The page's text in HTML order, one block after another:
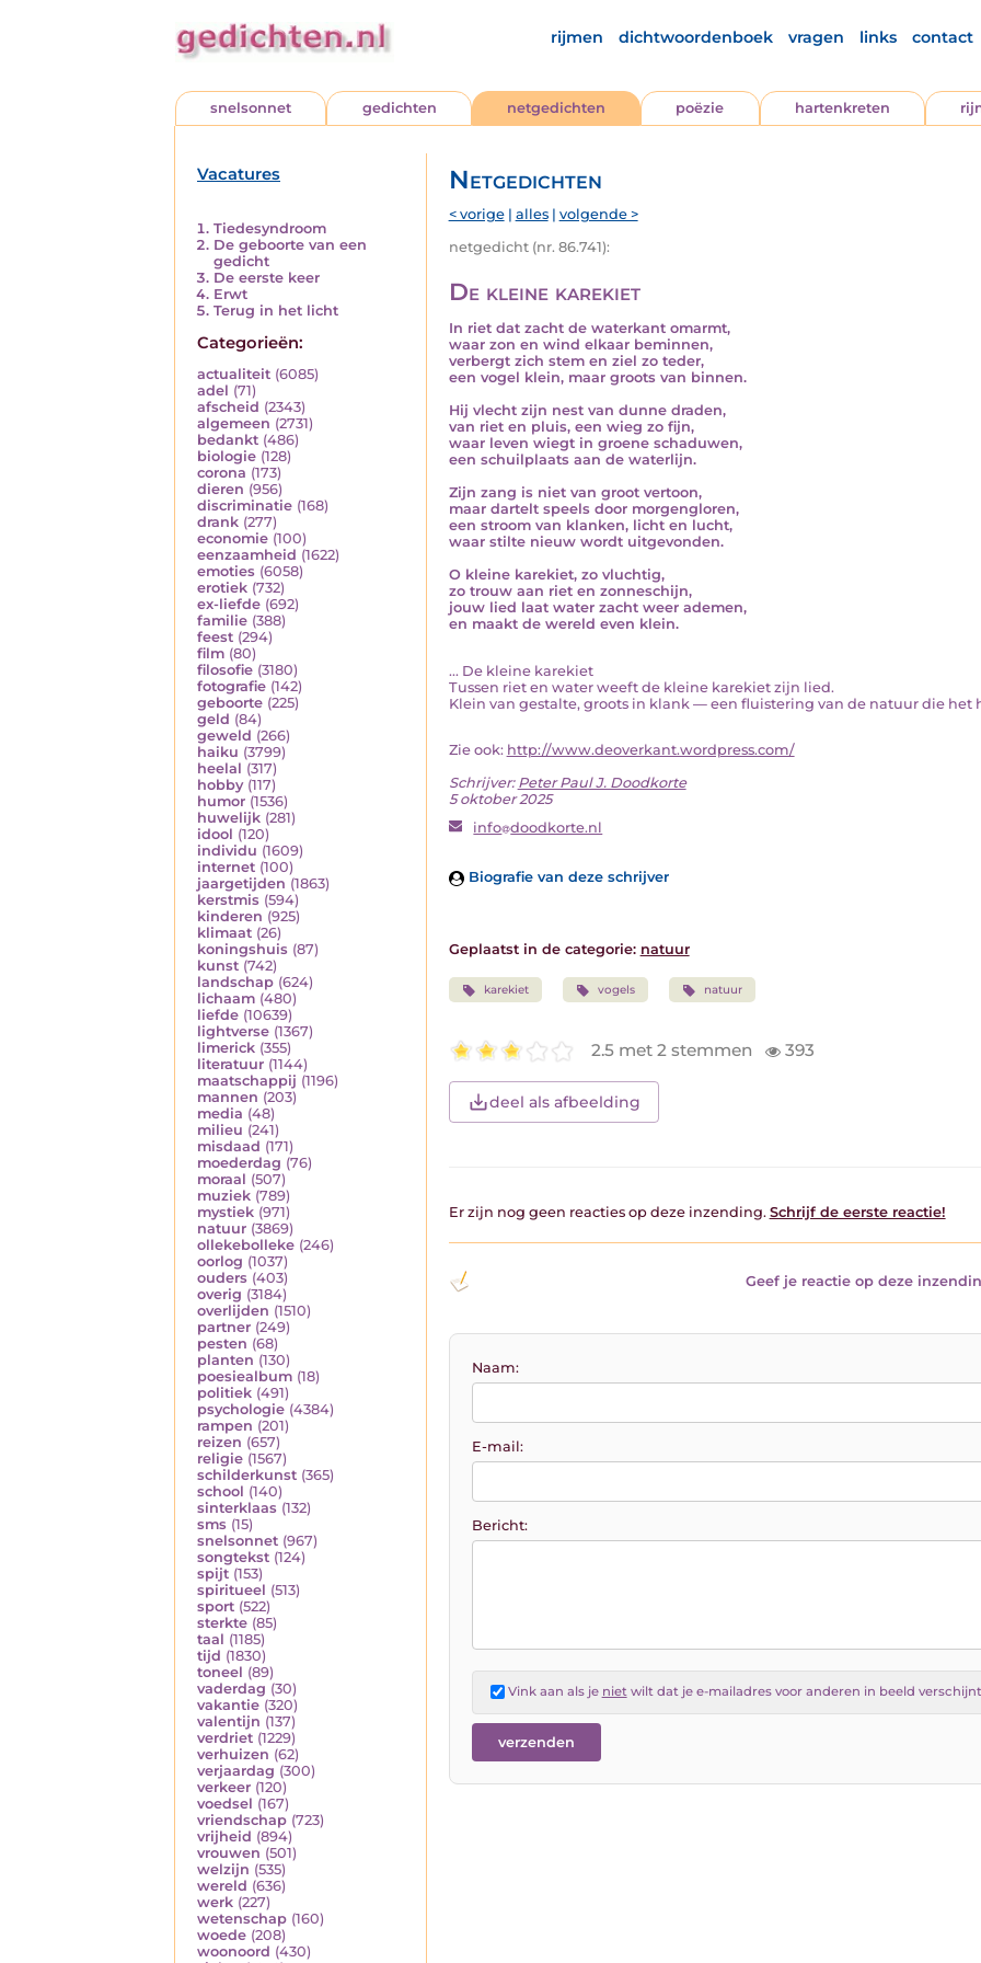
rijmen dichtwoordenboek vragen links contact
snelsonnet gedichten netgedichten poëzie hartenkreten
Vacatures
Tiedesyndroom
De geboorte van een
gedicht
De eerste keer
Erwt
Terug in het licht
Categorieën:
actualiteit (6085)
adel (71)
afscheid (2343)
algemeen (2731)
bedankt (486)
biologie (128)
corona (173)
dieren (956)
discriminatie (168)
drank (277)
economie (100)
eenzaamheid (1622)
emoties (6058)
erotiek (732)
ex-liefde (692)
familie (388)
feest (294)
film (80)
filosofie (3180)
fotografie (142)
geboorte (225)
geld (84)
geweld (266)
haiku (3799)
heelal (317)
hobby (117)
humor (1536)
huwelijk (281)
idool (120)
individu (1609)
internet (100)
jaargetijden (1863)
kerstmis (594)
kinderen (925)
klimaat (26)
koningshuis (87)
kunst (742)
landschap (624)
lichaam (480)
liefde (10639)
lightverse (1367)
limerick (355)
literatuur (1144)
maatschappij (1196)
mannen (203)
media (48)
milieu (241)
misdaad (171)
moederdag (76)
moraal (507)
muziek (789)
mystiek (971)
natuur (3869)
ollekebolleke (246)
oorlog (1037)
ouders (403)
overig (3184)
overlijden (1510)
partner (249)
pesten (68)
planten (130)
poesiealbum (18)
politiek (491)
psychologie (4384)
rampen (201)
reizen (657)
religie (1567)
schilderkunst (365)
school (140)
sinterklaas (132)
sms (15)
snelsonnet (967)
songtekst (124)
spijt (153)
spiritueel (513)
sport (522)
sterkte (85)
taal (1185)
tijd (1830)
toneel (89)
vaderdag (30)
vakantie (320)
valentijn (137)
verdriet (1229)
verhuizen (62)
verjaardag (300)
verkeer (120)
voedsel (167)
vriendschap (723)
vrijheid (894)
vrouwen (501)
welzijn (535)
wereld (636)
werk (227)
wetenschap (160)
woede (208)
woonoord (430)
Netgedichten
< vorige| alles| volgende >
netgedicht (nr. 86.741):
De kleine karekiet
In riet dat zacht de waterkant omarmt,
waar zon en wind elkaar beminnen,
verbergt zich stem en ziel zo teder,
een vogel klein, maar groots van binnen.
Hij vlecht zijn nest van dunne draden,
van riet en pluis, een wieg zo fijn,
waar leven wiegt in groene schaduwen,
een schuilplaats aan de waterlijn.
Zijn zang is niet van groot vertoon,
maar dartelt speels door morgengloren,
een stroom van klanken, licht en lucht,
waar stilte nieuw wordt uitgevonden.
O kleine karekiet, zo vluchtig,
zo trouw aan riet en zonneschijn,
jouw lied laat water zacht weer ademen,
en maakt de wereld even klein.
... De kleine karekiet
Tussen riet en water weeft de kleine karekiet zijn lied.
Klein van gestalte, groots in klank — een fluistering van de natuur die het
Zie ook: http://www.deoverkant.wordpress.com/
Schrijver: Peter Paul J. Doodkorte
5 oktober 2025
info doodkorte.nl
Biografie van deze schrijver
Geplaatst in de categorie: natuur
karekiet vogels natuur
2.5 met 2 stemmen 393
deel als afbeelding
Er zijn nog geen reacties op deze inzending. Schrijf de eerste reactie!
Geef je reactie op deze
Naam:
E-mail:
Bericht:
Vink aan als je niet wilt dat je e-mailadres voor anderen in beeld verschijnt